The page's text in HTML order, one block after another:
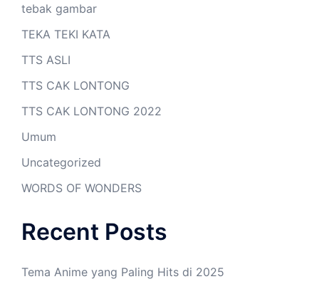
tebak gambar
TEKA TEKI KATA
TTS ASLI
TTS CAK LONTONG
TTS CAK LONTONG 2022
Umum
Uncategorized
WORDS OF WONDERS
Recent Posts
Tema Anime yang Paling Hits di 2025